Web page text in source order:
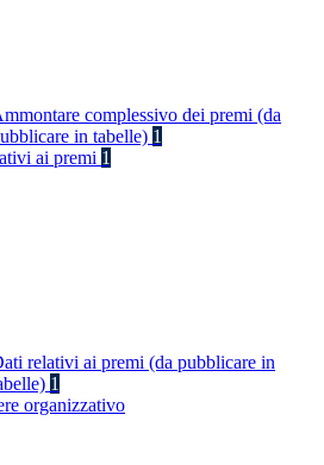
complessivo dei premi (da
in tabelle) 1
ai premi 1
relativi ai premi (da pubblicare in
1
organizzativo